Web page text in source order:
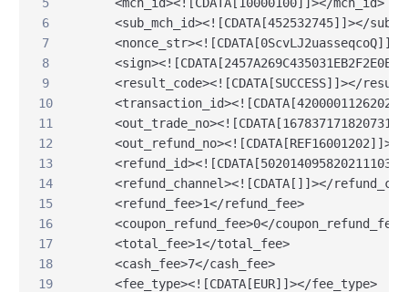
6
<sub_mch_id><![CDATA[452532745]]></
7
8
9
<result_code><![CDATA[SUCCESS]]></
10
11
12
13
14
<refund_channel><![CDATA[]]></
15
<refund_fee>1</refund_fee>
16
<coupon_refund_fee>0</coupon_refund_fee>
17
<total_fee>1</total_fee>
18
<cash_fee>7</cash_fee>
19
<fee_type><![CDATA[EUR]]></fee_type>